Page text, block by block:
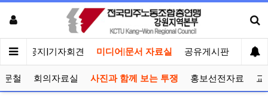
인 공지|기자회견 미디어|문서 자료실 공유게시판 선거
문철 회의자료실 사진과 함께 보는 투쟁 홍보선전자료 교